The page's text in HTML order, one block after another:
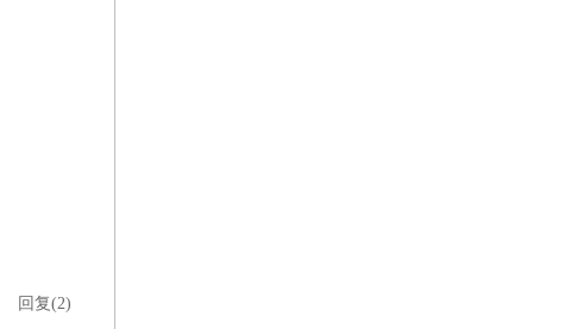
回复(2)